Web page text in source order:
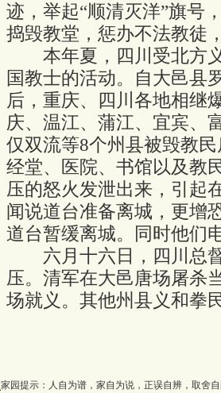
迹，举起“顺清灭洋”旗号
捣毁教堂，惩办不法教徒
本年夏，四川受北方义
国教士的活动。自大邑县
后，重庆、四川各地相继
庆、温江、蒲江、宜宾、
仅双流等8个州县被毁教
经堂、医院、书馆以及教
压的怒火发泄出来，引起
闻说道台准备离城，更增
道台暂缓离城。同时他们
六月十六日，四川总督
压。清军在大邑唐场屠杀
场就义。其他州县义和拳
家园提示：人自为谱，家自为说，正误自辨，取舍